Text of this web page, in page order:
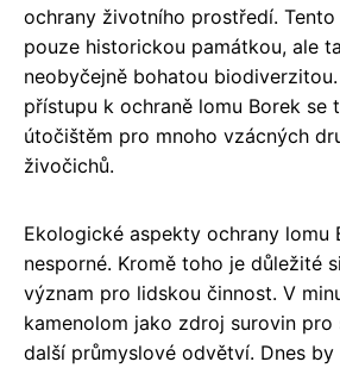
ochrany životního prostředí.
pouze historickou památkou, ale
neobyčejně bohatou
přístupu k ochraně lomu Borek se
útočištěm pro mnoho vzácných
živočichů.
Ekologické aspekty ochrany lomu
nesporné. Kromě toho je důležité
význam pro lidskou činnost. V
kamenolom jako zdroj surovin pro
další průmyslové odvětví. Dnes by